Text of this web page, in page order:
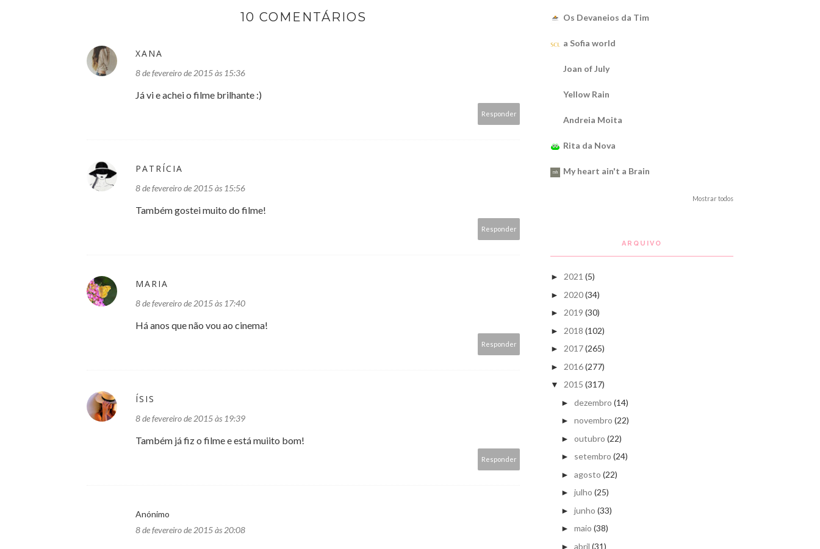
10 COMENTÁRIOS
XANA
8 de fevereiro de 2015 às 15:36
Já vi e achei o filme brilhante :)
Responder
PATRÍCIA
8 de fevereiro de 2015 às 15:56
Também gostei muito do filme!
Responder
MARIA
8 de fevereiro de 2015 às 17:40
Há anos que não vou ao cinema!
Responder
ÍSIS
8 de fevereiro de 2015 às 19:39
Também já fiz o filme e está muiito bom!
Responder
Anónimo
8 de fevereiro de 2015 às 20:08
Os Devaneios da Tim
a Sofia world
Joan of July
Yellow Rain
Andreia Moita
Rita da Nova
My heart ain't a Brain
Mostrar todos
ARQUIVO
► 2021 (5)
► 2020(34)
► 2019 (30)
► 2018 (102)
► 2017(265)
► 2016(277)
▼ 2015 (317)
► dezembro (14)
► novembro (22)
► outubro (22)
► setembro (24)
► agosto (22)
► julho (25)
► junho (33)
► maio (38)
► abril (31)